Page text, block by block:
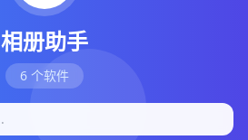
相册助手
6 个软件